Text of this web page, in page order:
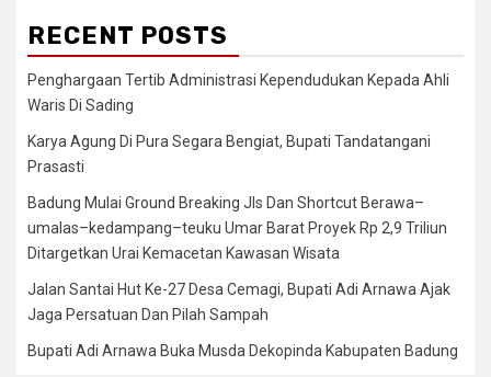
RECENT POSTS
Penghargaan Tertib Administrasi Kependudukan Kepada Ahli
Waris Di Sading
Karya Agung Di Pura Segara Bengiat, Bupati Tandatangani
Prasasti
Badung Mulai Ground Breaking Jls Dan Shortcut Berawa–
umalas–kedampang–teuku Umar Barat Proyek Rp 2,9 Triliun
Ditargetkan Urai Kemacetan Kawasan Wisata
Jalan Santai Hut Ke-27 Desa Cemagi, Bupati Adi Arnawa Ajak
Jaga Persatuan Dan Pilah Sampah
Bupati Adi Arnawa Buka Musda Dekopinda Kabupaten Badung